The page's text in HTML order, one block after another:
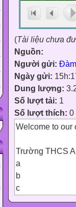
(Tài liệu chưa
Nguồn:
Người gửi:
Ngày gửi:
Dung lượng:
Số lượt tải: 1
Số lượt thích: 0
Welcome to our
Trường THCS
a
b
c
d